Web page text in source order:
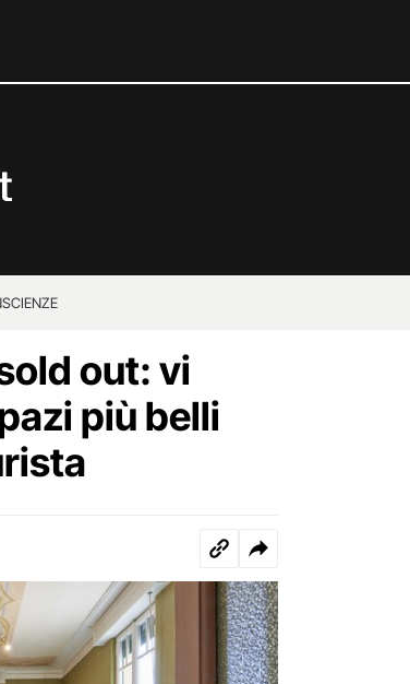
SCIENZE
out: vi
più belli